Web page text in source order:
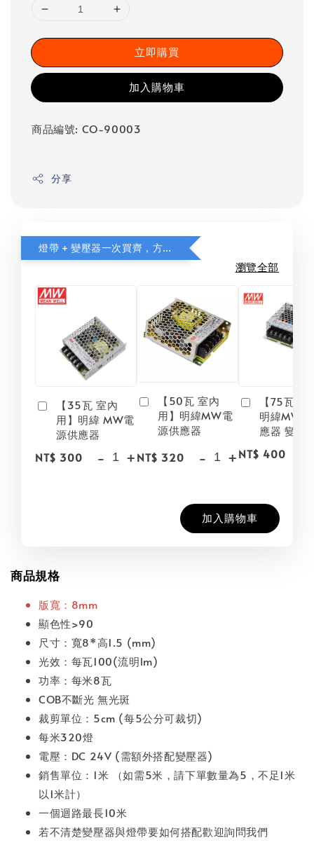
立即購買
加入購物車
商品編號: CO-90003
分享
燈帶 + 變壓器一次買齊，方便省事
瀏覽全部
【35瓦 室內
用】明緯 MW電
源供應器
NT$ 300
- +
【50瓦 室內
用】明緯MW電
源供應器
NT$ 320
- +
【75瓦室
明緯MW
應器 變壓
NT$ 400
加入購物車
商品規格
版寬：8mm
顯色性>90
尺寸：寬8*高1.5 (mm)
光效：每瓦100(流明lm)
功率：每米8瓦
COB不斷光 無光斑
裁剪單位：5cm (每5公分可裁切)
每米320燈
電壓：DC 24V (需額外搭配變壓器)
銷售單位：1米 （如需5米，請下單數量為5，不足1米
以1米計）
一個迴路最長10米
若不清楚變壓器與燈帶要如何搭配歡迎詢問我們